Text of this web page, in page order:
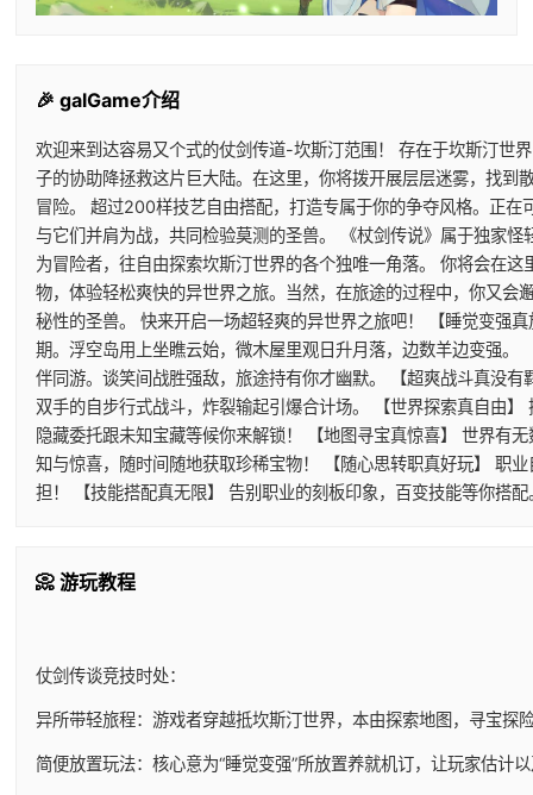
🎉 galGame介绍
欢迎来到达容易又个式的仗剑传道-坎斯汀范围！ 存在于坎斯汀世
子的协助降拯救这片巨大陆。在这里，你将拨开展层层迷雾，找到
冒险。 超过200样技艺自由搭配，打造专属于你的争夺风格。正在
与它们并肩为战，共同检验莫测的圣兽。 《杖剑传说》属于独家
为冒险者，往自由探索坎斯汀世界的各个独唯一角落。 你将会在
物，体验轻松爽快的异世界之旅。当然，在旅途的过程中，你又会
秘性的圣兽。 快来开启一场超轻爽的异世界之旅吧！ 【睡觉变强
期。浮空岛用上坐瞧云始，微木屋里观日升月落，边数羊边变强。
伴同游。谈笑间战胜强敌，旅途持有你才幽默。 【超爽战斗真没
双手的自步行式战斗，炸裂输起引爆合计场。 【世界探索真自由
隐藏委托跟未知宝藏等候你来解锁！ 【地图寻宝真惊喜】 世界有
知与惊喜，随时间随地获取珍稀宝物！ 【随心思转职真好玩】 职
担！ 【技能搭配真无限】 告别职业的刻板印象，百变技能等你搭
📀 游玩教程
仗剑传谈竞技时处：
异所带轻旅程：游戏者穿越抵坎斯汀世界，本由探索地图，寻宝探
简便放置玩法：核心意为“睡觉变强”所放置养就机订，让玩家估计